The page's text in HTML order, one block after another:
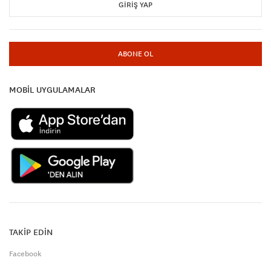
GIRIŞ YAP
ABONE OL
MOBİL UYGULAMALAR
TAKİP EDİN
Facebook